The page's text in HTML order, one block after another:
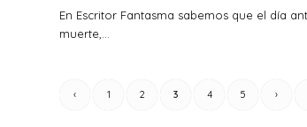
En Escritor Fantasma sabemos que el día
muerte,…
‹ 1 2 3 4 5 ›